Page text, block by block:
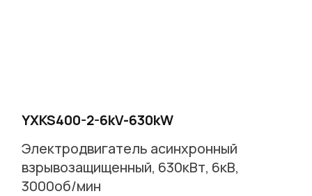
YXKS400-2-6kV-630kW
Электродвигатель асинхронный
взрывозащищенный, 630кВт, 6кВ,
3000об/мин